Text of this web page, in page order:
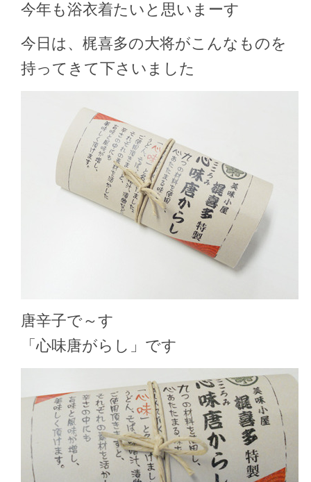
今年も浴衣着たいと思いまーす
今日は、梶喜多の大将がこんなものを
持ってきて下さいました
唐辛子で～す
「心味唐がらし」です